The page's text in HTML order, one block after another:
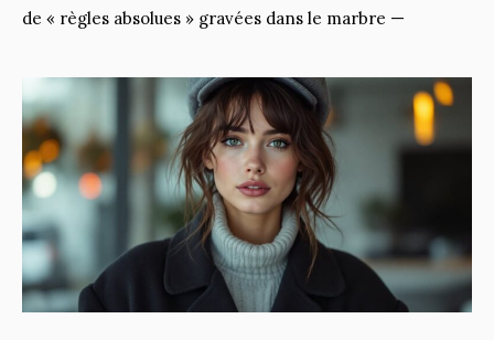
de « règles absolues » gravées dans le marbre —